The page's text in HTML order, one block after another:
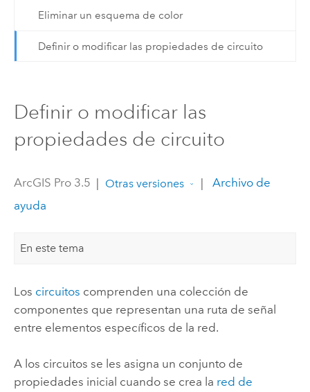
Eliminar un esquema de color
Definir o modificar las propiedades de circuito
Definir o modificar las
propiedades de circuito
ArcGIS Pro 3.5 | Otras versiones |
Archivo de
ayuda
En este tema
Los circuitos comprenden una colección de
componentes que representan una ruta de señal
entre elementos específicos de la red.
A los circuitos se les asigna un conjunto de
propiedades inicial cuando se crea la red de